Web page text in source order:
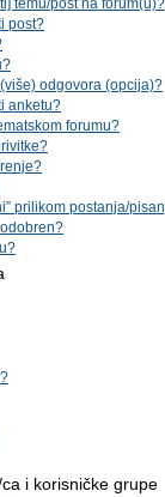
temu/post na forum(u)?
post?
odgovora (opcija)?
anketu?
forumu?
prilikom postanja/
i korisničke grupe